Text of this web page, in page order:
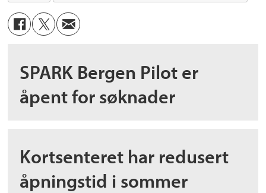
SPARK Bergen Pilot er
åpent for søknader
Kortsenteret har redusert
åpningstid i sommer